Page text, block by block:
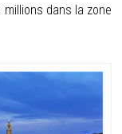
millions dans la zone